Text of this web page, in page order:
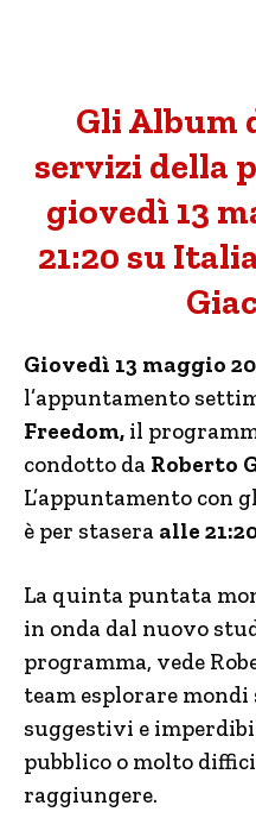
Gli Album
servizi della
giovedì 13
21:20 su
Giovedì 13 maggio
l’appuntamento
Freedom, il
condotto da Roberto
L’appuntamento con
è per stasera alle
La quinta puntata
in onda dal nuovo
programma, vede
team esplorare
suggestivi e
pubblico o molto
raggiungere.